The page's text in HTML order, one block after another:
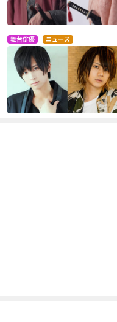
舞台俳優 ニュース